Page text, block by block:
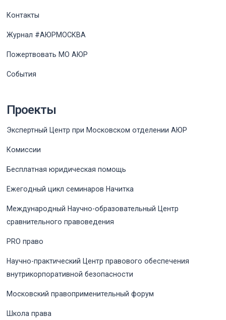
Контакты
Журнал #АЮРМОСКВА
Пожертвовать МО АЮР
События
Проекты
Экспертный Центр при Московском отделении АЮР
Комиссии
Бесплатная юридическая помощь
Ежегодный цикл семинаров Начитка
Международный Научно-образовательный Центр
сравнительного правоведения
PRO право
Научно-практический Центр правового обеспечения
внутрикорпоративной безопасности
Московский правоприменительный форум
Школа права